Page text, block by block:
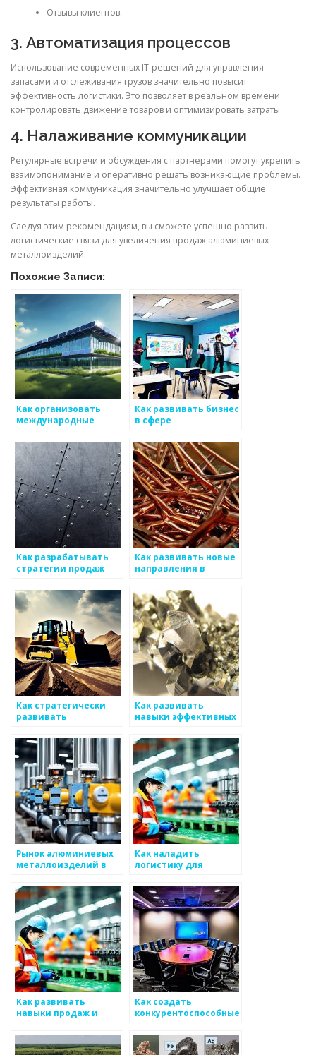
Отзывы клиентов.
3. Автоматизация процессов
Использование современных IT-решений для управления
запасами и отслеживания грузов значительно повысит
эффективность логистики. Это позволяет в реальном времени
контролировать движение товаров и оптимизировать затраты.
4. Налаживание коммуникации
Регулярные встречи и обсуждения с партнерами помогут укрепить
взаимопонимание и оперативно решать возникающие проблемы.
Эффективная коммуникация значительно улучшает общие
результаты работы.
Следуя этим рекомендациям, вы сможете успешно развить
логистические связи для увеличения продаж алюминиевых
металлоизделий.
Похожие Записи:
Как организовать
международные
производителями по
металоизделиям
Как развивать бизнес
в сфере
Как разрабатывать
стратегии продаж
Как развивать новые
направления в
металлоизделий
Как стратегически
развивать
производстве
металоизделий
Как развивать
навыки эффективных
по металлоизделиям
Рынок алюминиевых
металлоизделий в
Как наладить
логистику для
реализации
металлоизделий
Как развивать
навыки продаж и
работы с
металоизделиями
Как создать
конкурентоспособные
металлоизделий